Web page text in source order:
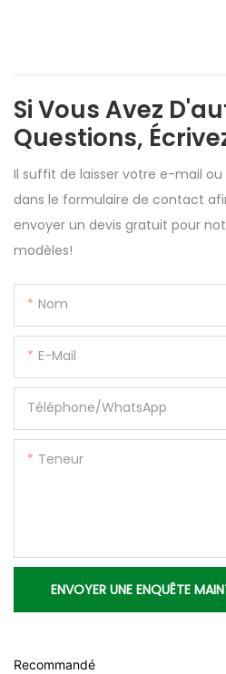
Si Vous Avez
Questions,
Il suffit de laisser votre e-mail
dans le formulaire de contact
envoyer un devis gratuit pour
modèles!
Nom
E-Mail
Téléphone/WhatsApp
Teneur
ENVOYER UNE ENQUÊTE
Recommandé